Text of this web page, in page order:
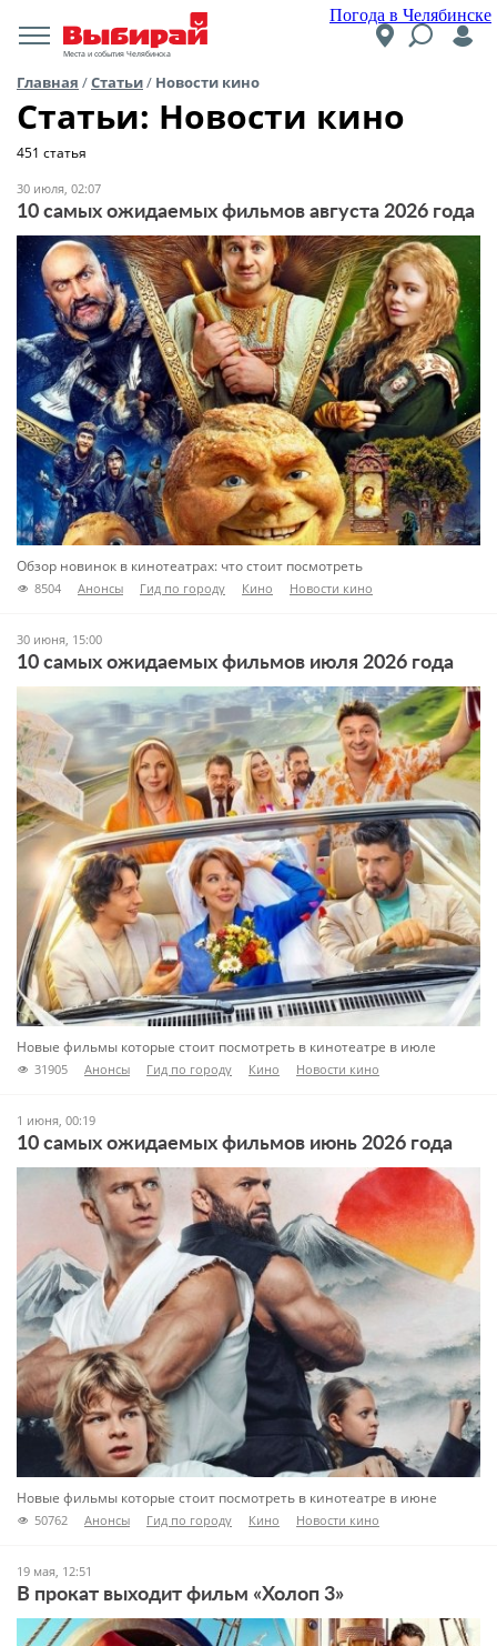
Погода в Челябинске
Места и события Челябинска
Главная /Статьи/ Новости кино
Статьи: Новости кино
451 статья
30 июля, 02:07
10 самых ожидаемых фильмов августа 2026 года
Обзор новинок в кинотеатрах: что стоит посмотреть
8504 Анонсы Гид по городу Кино Новости кино
30 июня, 15:00
10 самых ожидаемых фильмов июля 2026 года
Новые фильмы которые стоит посмотреть в кинотеатре в июле
31905 Анонсы Гид по городу Кино Новости кино
1 июня, 00:19
10 самых ожидаемых фильмов июнь 2026 года
Новые фильмы которые стоит посмотреть в кинотеатре в июне
50762 Анонсы Гид по городу Кино Новости кино
19 мая, 12:51
В прокат выходит фильм «Холоп 3»